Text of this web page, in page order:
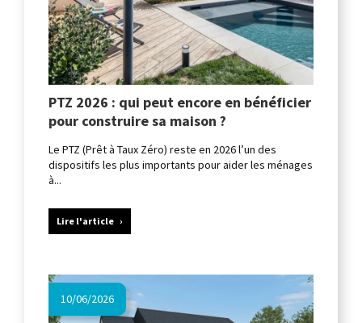
PTZ 2026 : qui peut encore en bénéficier
pour construire sa maison ?
Le PTZ (Prêt à Taux Zéro) reste en 2026 l’un des
dispositifs les plus importants pour aider les ménages
à...
Lire l'article
10/06/2026